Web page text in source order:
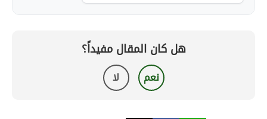
هل كان المقال مفيداً؟
نعم لا